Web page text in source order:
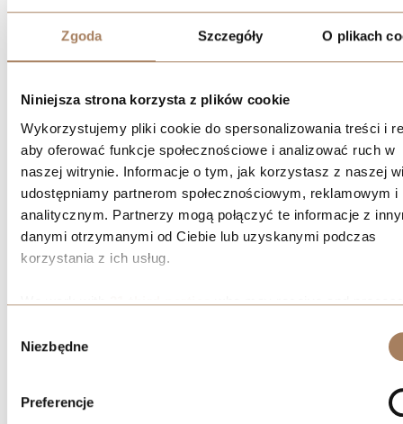
Zgoda Szczegóły O plikach
Niniejsza strona korzysta z plików cookie
Wykorzystujemy pliki cookie do spersonalizowania treści i
aby oferować funkcje społecznościowe i analizować ruch w
naszej witrynie. Informacje o tym, jak korzystasz z naszej
udostępniamy partnerom społecznościowym, reklamowym i
analitycznym. Partnerzy mogą połączyć te informacje z
danymi otrzymanymi od Ciebie lub uzyskanymi podczas
korzystania z ich usług.
We work with21 third partieswho may receive and
zgody
Niezbędne
Preferencje
własnych celów finansowych. W praktyce oznacza to spojrzenie
na inwestycję w kontekście całego portfela kapitałowego.
Dobrym punktem wyjścia jest odpowiedź na kilka podstawowych
pytań:
· Czy możesz utrzymać nieruchomość przez dłuższy okres
bez konieczności sprzedaży?
·Czy Twoja sytuacja finansowa pozwala pokrywać koszty w
okresach braku najemcy?
W niektórych sytuacjach bardziej płynne instrumenty finansowe
Dopasowanie inwestycji do struktury kapitału jest kluczowe. Jeśli